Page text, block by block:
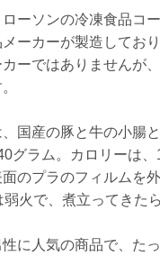
ローソンの冷凍食品コ
ーカーが製造してお
ーではありませんが
国産の豚と牛の小腸
グラム。カロリーは
のプラのフィルムを
火で、煮立ってきた
に人気の商品で、た